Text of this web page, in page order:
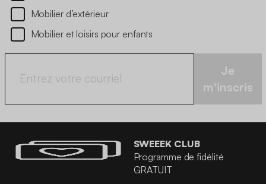
Mobilier d’extérieur
Mobilier et loisirs pour enfants
Je
m'inscris
SWEEEK CLUB
Programme de fidélité
GRATUIT